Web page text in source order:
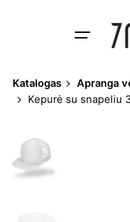
Katalogas Apranga
Kepurė su snapeliu